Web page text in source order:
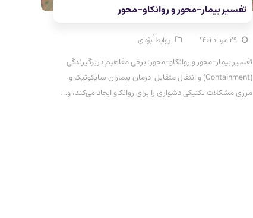
تفسیر بیمار-محور و روانکاو-محور
۲۹ مرداد ۱۴۰۱ روابط اُبژه‌ای
تفسیر بیمار-محور و روانکاو-محور: برخی مفاهیم دربرگیرندگی
(Containment) و انتقال متقابل درمان بیماران سایکوتیک و
مرزی مشکلات تکنیکی دشواری را برای روانکاو ایجاد می‌کند، و…